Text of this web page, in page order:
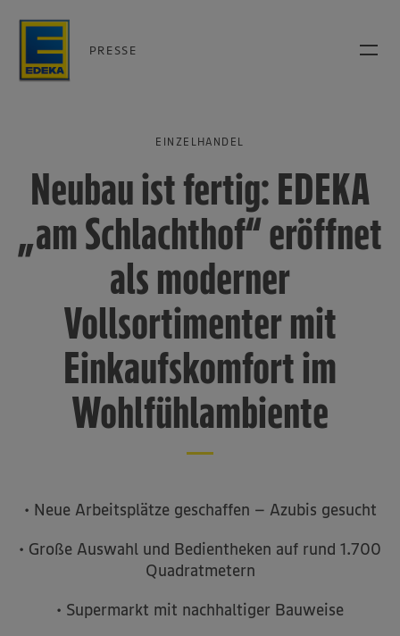
PRESSE
EINZELHANDEL
Neubau ist fertig: EDEKA
„am Schlachthof“ eröffnet
als moderner
Vollsortimenter mit
Einkaufskomfort im
Wohlfühlambiente
• Neue Arbeitsplätze geschaffen – Azubis gesucht
• Große Auswahl und Bedientheken auf rund 1.700
Quadratmetern
• Supermarkt mit nachhaltiger Bauweise